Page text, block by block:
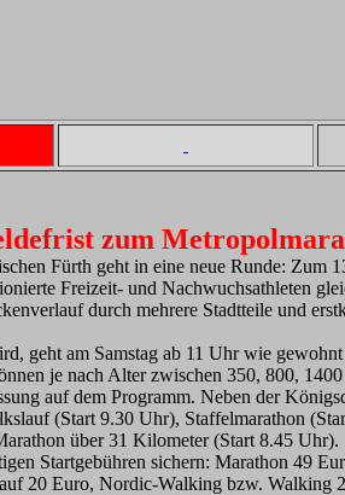
zum
Fürth geht in eine neue Runde: Zum
Freizeit- und Nachwuchsathleten
durch mehrere Stadtteile und
geht am Samstag ab 11 Uhr wie
je nach Alter zwischen 350, 800,
auf dem Programm. Neben der
(Start 9.30 Uhr), Staffelmarathon
über 31 Kilometer (Start 8.45 Uhr).
Startgebühren sichern: Marathon 49
20 Euro, Nordic-Walking bzw. Walking